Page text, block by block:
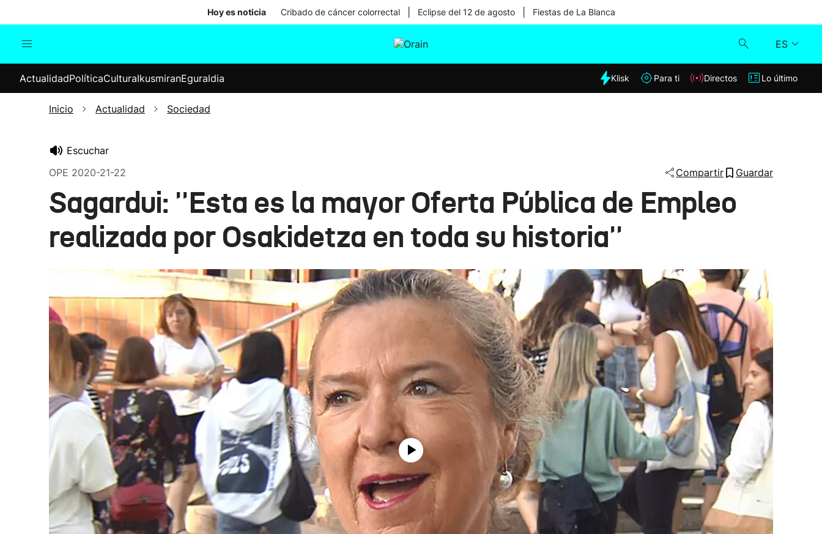
Hoy es noticia Cribado de cáncer colorrectal Eclipse del 12 de agosto Fiestas de La Blanca
ES
Internacional
Elecciones
Klisk
ActualidadPolíticaCulturaIkusmiranEguraldia Klisk Para ti Directos Lo último
Inicio Actualidad Sociedad
Escuchar
OPE 2020-21-22
Compartir Guardar
Sagardui: ''Esta es la mayor Oferta Pública de Empleo
realizada por Osakidetza en toda su historia''